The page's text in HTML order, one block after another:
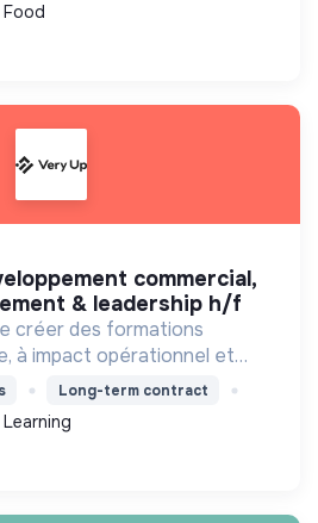
Food
& leadership h/f
créer des formations
à impact opérationnel et
développer durablement
demain de toutes et tous.
Long-term contract
Learning